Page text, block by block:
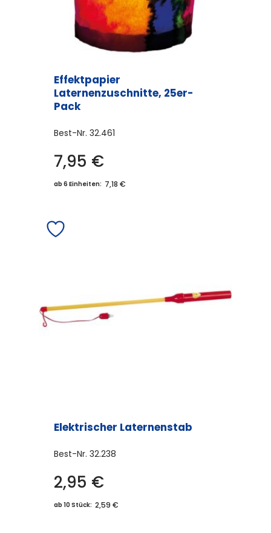
Effektpapier
Laternenzuschnitte, 25er-
Pack
Best-Nr. 32.461
7,95 €
ab 6 Einheiten: 7,18 €
Elektrischer Laternenstab
Best-Nr. 32.238
2,95 €
ab 10 Stück: 2,59 €